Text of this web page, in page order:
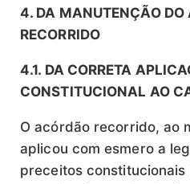
4. DA MANUTENÇÃO DO
RECORRIDO
4.1. DA CORRETA
CONSTITUCIONAL AO
O acórdão recorrido, ao
aplicou com esmero a
preceitos